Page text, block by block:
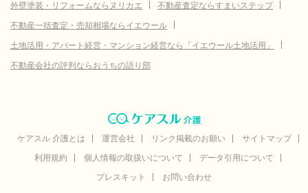
外壁塗装・リフォームならヌリカエ
不動産査定ならすまいステップ
不動産一括査定・売却相場ならイエウール
土地活用・アパート経営・マンション経営なら「イエウール土地活用」
不動産会社の評判ならおうちの語り部
ケアスル 介護とは 運営会社 リンク掲載のお願い
サイトマップ
利用規約
個人情報の取扱いについて
データ引用について
プレスキット
お問い合わせ